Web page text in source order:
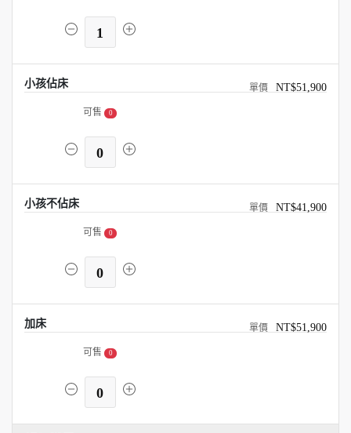
1
小孩佔床 NT$51,900
可售 0
0
小孩不佔床 NT$41,900
可售 0
0
加床 NT$51,900
可售 0
0